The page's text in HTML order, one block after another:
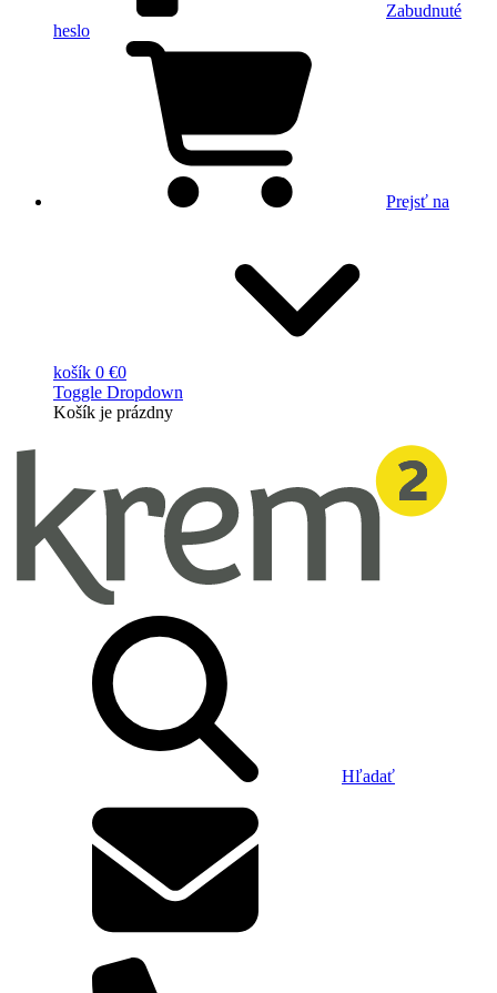
Zabudnuté
heslo
Prejsť na
košík 0 €0
Toggle Dropdown
Košík je prázdny
Hľadať